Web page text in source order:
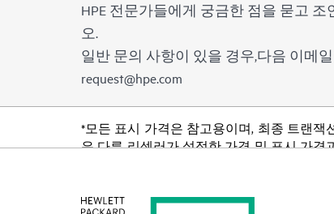
HPE 전문가들에게 궁금한 점을 묻고
오.
일반 문의 사항이 있을 경우,다음 이메
request@hpe.com
*모든 표시 가격은 참고용이며, 최종 트랜
은 다른 리셀러가 설정한 가격 및 표시 가격
품 가용성 제한, 프로모션 수명 종료, 광고